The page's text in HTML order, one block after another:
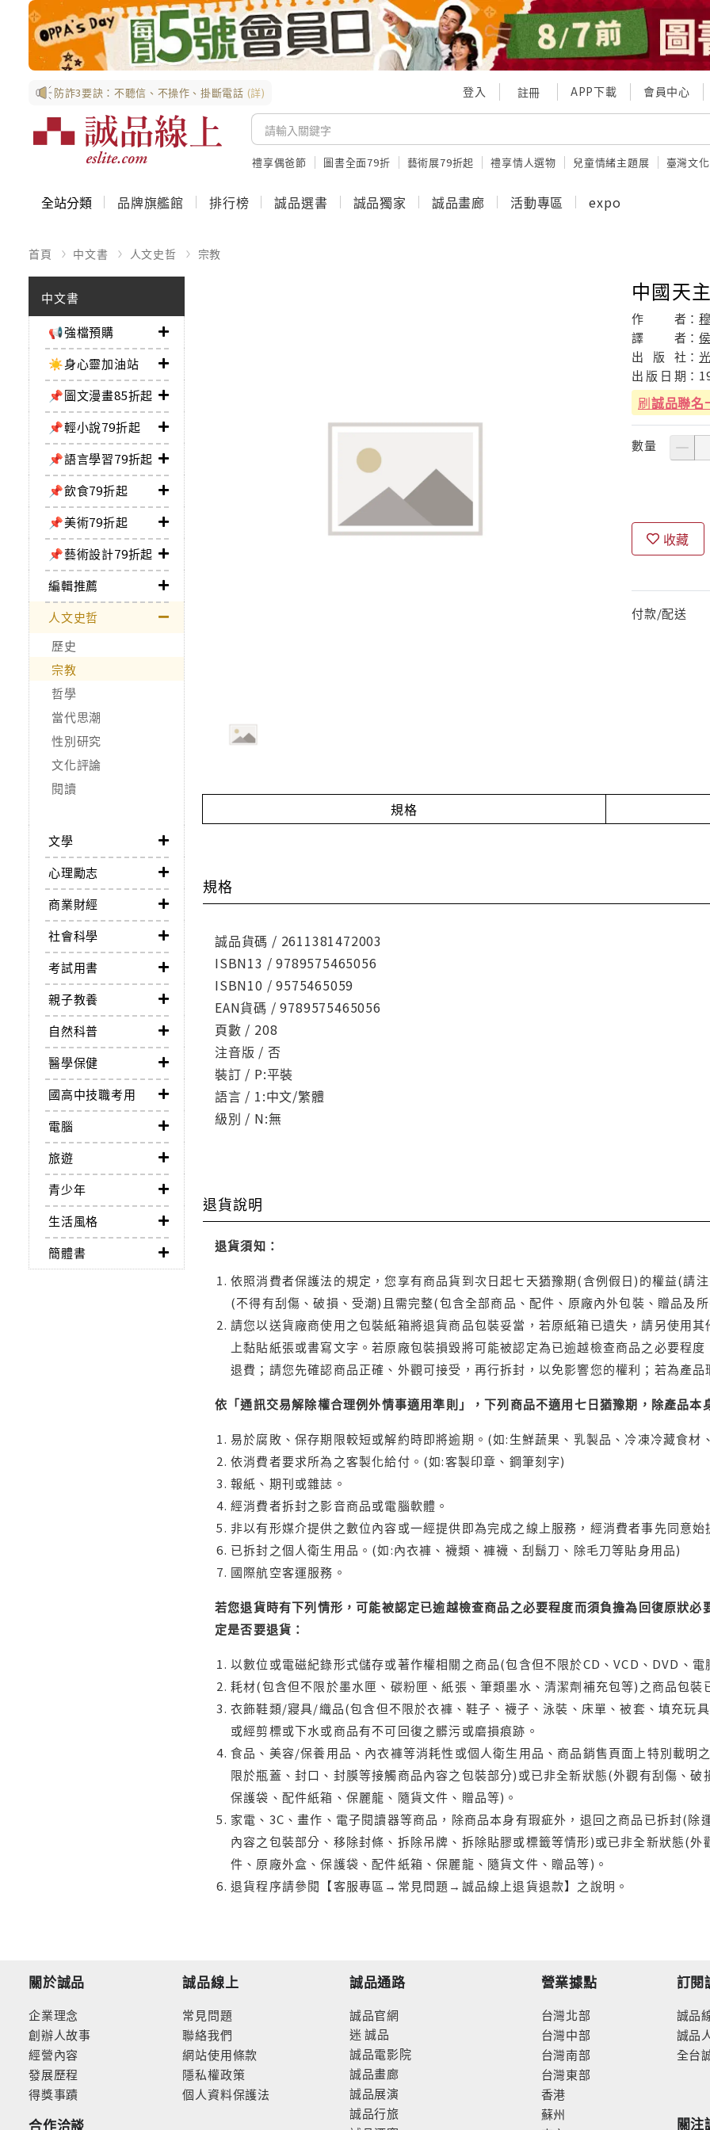
防詐3要訣：不聽信、不操作、掛斷電話 (詳) 登入 註冊 APP下載 會員中心
禮享偶爸節 圖書全面79折 藝術展79折起 禮享情人選物 兒童情緒主題展 臺灣文
全站分類 品牌旗艦館 排行榜 誠品選書 誠品獨家 誠品畫廊 活動專區 expo
首頁 中文書 人文史哲 宗教
中文書
📢強檔預購
☀️身心靈加油站
📌圖文漫畫85折起
📌輕小說79折起
📌語言學習79折起
📌飲食79折起
📌美術79折起
📌藝術設計79折起
編輯推薦
人文史哲
歷史
宗教
哲學
當代思潮
性別研究
文化評論
閱讀
文學
心理勵志
商業財經
社會科學
考試用書
親子教養
自然科普
醫學保健
國高中技職考用
電腦
旅遊
青少年
生活風格
簡體書
中國天
作 者：
譯
者：
出
版 社：
出 版 日 期：
刷誠品聯名
數量
收藏
付款/配送
規格
規格
誠品貨碼 / 2611381472003
ISBN13 / 9789575465056
ISBN10 / 9575465059
EAN貨碼 / 9789575465056
頁數 / 208
注音版 / 否
裝訂 / P:平裝
語言 / 1:中文/繁體
級別 / N:無
退貨說明
退貨須知：
依照消費者保護法的規定，您享有商品貨到次日起七天猶豫期(含例假日)的權益(請
(不得有刮傷、破損、受潮)且需完整(包含全部商品、配件、原廠內外包裝、贈品及
請您以送貨廠商使用之包裝紙箱將退貨商品包裝妥當，若原紙箱已遺失，請另使用
上黏貼紙張或書寫文字。若原廠包裝損毀將可能被認定為已逾越檢查商品之必要程
退費；請您先確認商品正確、外觀可接受，再行拆封，以免影響您的權利；若為產
依「通訊交易解除權合理例外情事適用準則」，下列商品不適用七日猶豫期，除產品本
易於腐敗、保存期限較短或解約時即將逾期。(如:生鮮蔬果、乳製品、冷凍冷藏食材
依消費者要求所為之客製化給付。(如:客製印章、鋼筆刻字)
報紙、期刊或雜誌。
經消費者拆封之影音商品或電腦軟體。
非以有形媒介提供之數位內容或一經提供即為完成之線上服務，經消費者事先同意
已拆封之個人衛生用品。(如:內衣褲、襪類、褲襪、刮鬍刀、除毛刀等貼身用品)
國際航空客運服務。
若您退貨時有下列情形，可能被認定已逾越檢查商品之必要程度而須負擔為回復原狀
定是否要退貨：
以數位或電磁紀錄形式儲存或著作權相關之商品(包含但不限於CD、VCD、DVD、
耗材(包含但不限於墨水匣、碳粉匣、紙張、筆類墨水、清潔劑補充包等)之商品包
衣飾鞋類/寢具/織品(包含但不限於衣褲、鞋子、襪子、泳裝、床單、被套、填充玩
或經剪標或下水或商品有不可回復之髒污或磨損痕跡。
食品、美容/保養用品、內衣褲等消耗性或個人衛生用品、商品銷售頁面上特別載明
限於瓶蓋、封口、封膜等接觸商品內容之包裝部分)或已非全新狀態(外觀有刮傷、
保護袋、配件紙箱、保麗龍、隨貨文件、贈品等)。
家電、3C、畫作、電子閱讀器等商品，除商品本身有瑕疵外，退回之商品已拆封(
內容之包裝部分、移除封條、拆除吊牌、拆除貼膠或標籤等情形)或已非全新狀態(
件、原廠外盒、保護袋、配件紙箱、保麗龍、隨貨文件、贈品等)。
退貨程序請參閱【客服專區→常見問題→誠品線上退貨退款】之說明。
關於誠品
企業理念
創辦人故事
經營內容
發展歷程
得獎事蹟
合作洽談
誠品線上
常見問題
聯絡我們
網站使用條款
隱私權政策
個人資料保護法
誠品通路
誠品官網
迷 誠品
誠品電影院
誠品畫廊
誠品展演
誠品行旅
營業據點
台灣北部
台灣中部
台灣南部
台灣東部
香港
蘇州
訂閱
誠品
誠品
全台
關注